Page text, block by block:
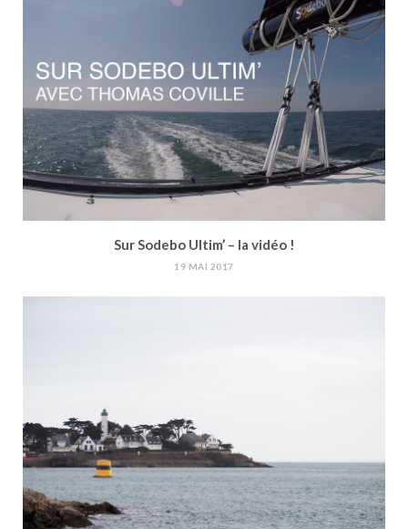
Sur Sodebo Ultim’ – la vidéo !
19 MAI 2017